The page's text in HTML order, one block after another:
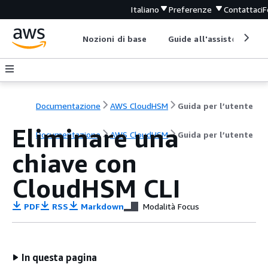
Italiano Preferenze Contattaci
Nozioni di base Guide all'assistenza
Documentazione AWS CloudHSM Guida per l’utente
Documentazione AWS CloudHSM Guida per l’utente
Eliminare una
chiave con
CloudHSM CLI
PDF RSS Markdown Modalità Focus
In questa pagina